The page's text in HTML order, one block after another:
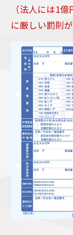
（法人には1
に厳しい罰則